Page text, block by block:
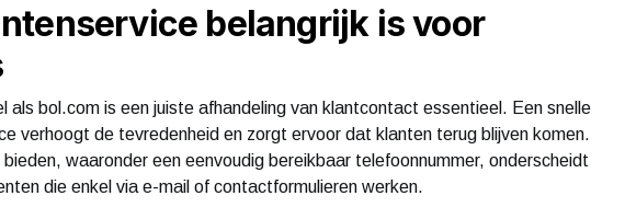
belangrijk is voor
als bol.com is een juiste afhandeling van klantcontact essentieel. Een snelle
verhoogt de tevredenheid en zorgt ervoor dat klanten terug blijven komen.
waaronder een eenvoudig bereikbaar telefoonnummer, onderscheidt
die enkel via e-mail of contactformulieren werken.